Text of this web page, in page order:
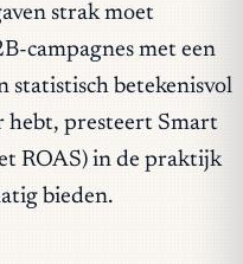
strak moet
campagnes met een
statistisch betekenisvol
hebt, presteert Smart
ROAS) in de praktijk
bieden.